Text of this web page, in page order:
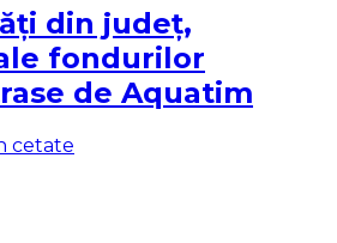
din județ,
fondurilor
de Aquatim
cetate